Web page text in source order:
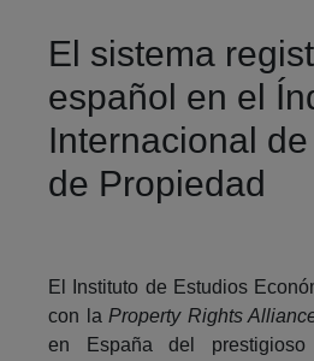
El sistema
español en el
Internacional
de Propiedad
El Instituto de Estudios
con laProperty Rights
en España del